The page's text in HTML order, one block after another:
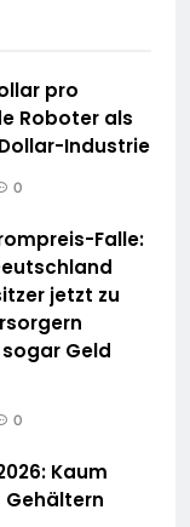
pro
Roboter als
Industrie
0
Falle:
jetzt zu
Geld
0
Kaum
Gehältern